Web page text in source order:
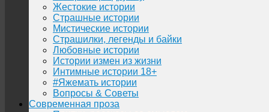
Жестокие истории
Страшные истории
Мистические истории
Страшилки, легенды и байки
Любовные истории
Истории измен из жизни
Интимные истории 18+
#Яжемать истории
Вопросы & Советы
Современная проза